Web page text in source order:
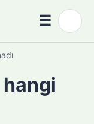
☰Menü
hangi